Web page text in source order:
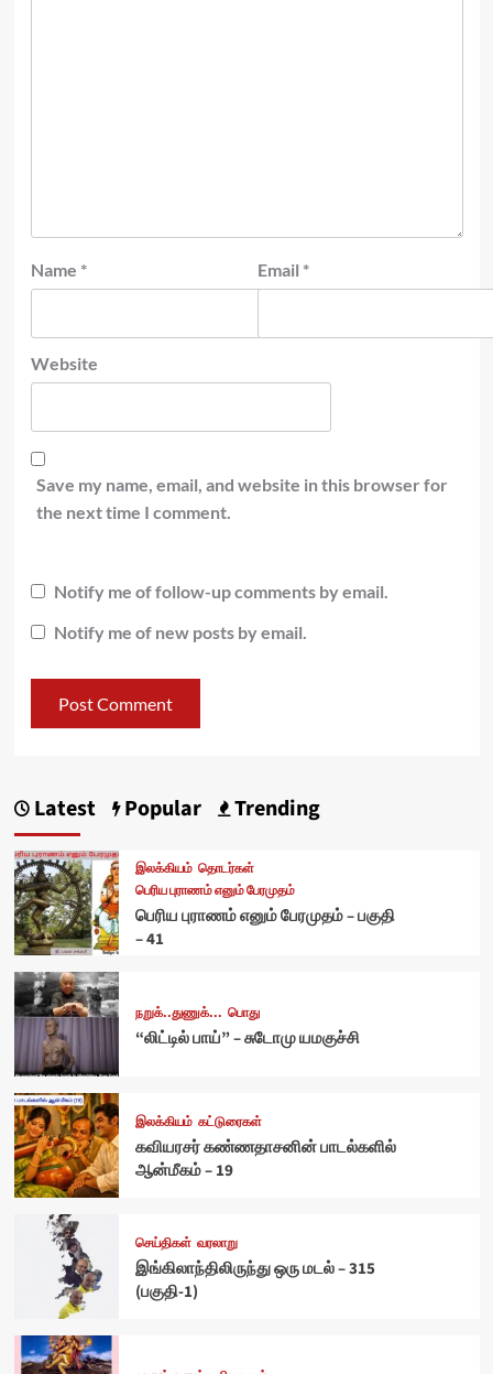
Name * Email *
Website
Save my name, email, and website in this browser for
the next time I comment.
Notify me of follow-up comments by email.
Notify me of new posts by email.
Latest Popular Trending
இலக்கியம் தொடர்கள்
பெரிய புராணம் எனும் பேரமுதம்
பெரிய புராணம் எனும் பேரமுதம் – பகுதி
– 41
நறுக்..துணுக்... பொது
“லிட்டில் பாய்” – சுடோமு யமகுச்சி
இலக்கியம் கட்டுரைகள்
கவியரசர் கண்ணதாசனின் பாடல்களில்
ஆன்மீகம் – 19
செய்திகள் வரலாறு
இங்கிலாந்திலிருந்து ஒரு மடல் – 315
(பகுதி-1)